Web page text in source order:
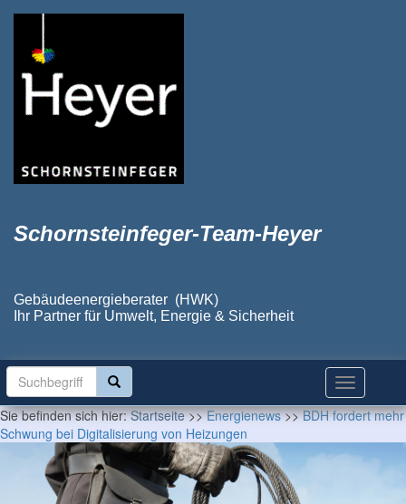
Schornsteinfeger-Team-Heyer
Gebäudeenergieberater (HWK)
Ihr Partner für Umwelt, Energie & Sicherheit
Sie befinden sich hier:Startseite>>Energienews>>BDH fordert mehr
Schwung bei Digitalisierung von Heizungen